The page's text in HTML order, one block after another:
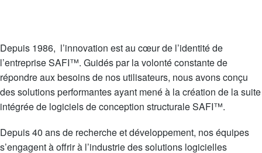
Depuis 1986, l’innovation est au cœur de l’identité de
l’entreprise SAFI™. Guidés par la volonté constante de
répondre aux besoins de nos utilisateurs, nous avons conçu
des solutions performantes ayant mené à la création de la suite
intégrée de logiciels de conception structurale SAFI™.
Depuis 40 ans de recherche et développement, nos équipes
s’engagent à offrir à l’industrie des solutions logicielles